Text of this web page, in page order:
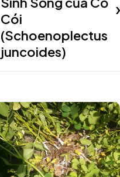
Cói
(Schoenoplectus
juncoides)